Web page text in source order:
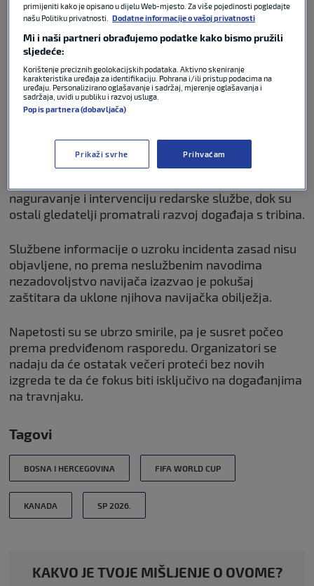
FIFA WORLD CUP 12. lip 2026 3
HNL je večeras ušao u povijest na
utakmici Kanade i BiH
FIFA WORLD CUP
naguravanje i intervenciju redarske službe, dok su
ostali gledatelji promatrali razvoj događaja s tribina.
Službene informacije o uzroku incidenta zasad nisu
objavljene, no prema neslužbenim navodima
nezadovoljstvo navijača izazvao je pokušaj
zaštitara da uklone njihova navijačka obilježja.
Napetosti su se ubrzo smirile, pa je susret počeo
prema predviđenom rasporedu. Organizatori se
nadaju da će ostatak večeri proteći bez novih
izgreda te da će fokus biti isključivo na događanjima
na travnjaku.
Tagovi
BOSNA I HERCEGOVINA FIFA WORLD CUP
KANADA SP 2026.
KAKVO JE TVOJE MIŠLJENJE O OVOME?
primijeniti kako je opisano u dijelu Web-mjesto. Za više pojedinosti pogledajte
našu Politiku privatnosti.
Dodatne informacije o vašoj privatnosti
Mi i naši partneri obrađujemo podatke kako bismo pružili
sljedeće:
Korištenje preciznih geolokacijskih podataka. Aktivno skeniranje
karakteristika uređaja za identifikaciju. Pohrana i/ili pristup podacima na
uređaju. Personalizirano oglašavanje i sadržaj, mjerenje oglašavanja i
sadržaja, uvidi u publiku i razvoj usluga.
Popis partnera (dobavljača)
Prikaži svrhe Prihvaćam